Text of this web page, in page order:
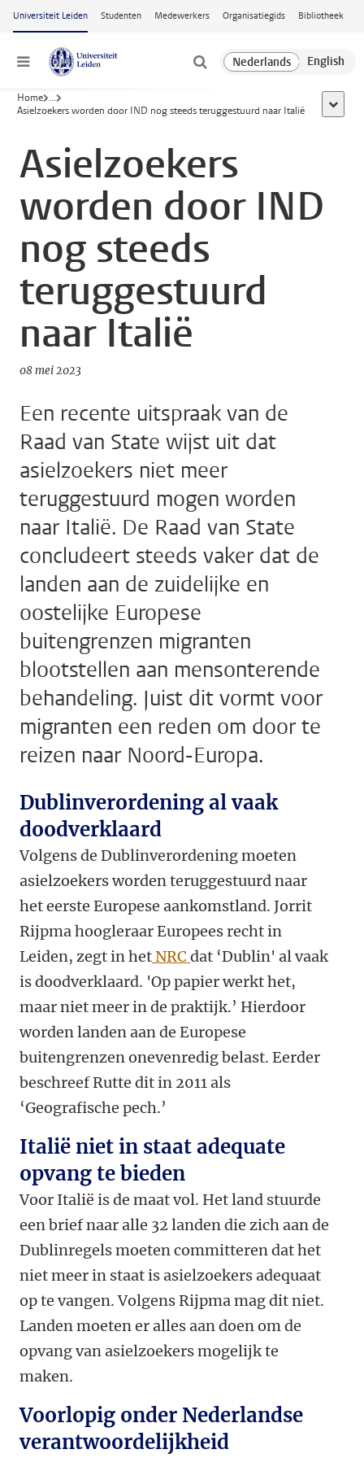
Ga naar hoofdinhoud
Universiteit Leiden Studenten Medewerkers Organisatiegids Bibliotheek
Menu
Home ...
Asielzoekers worden door IND nog steeds teruggestuurd naar Italië
toon
Asielzoekers
worden door IND
nog steeds
teruggestuurd
naar Italië
08 mei 2023
Een recente uitspraak van de
Raad van State wijst uit dat
asielzoekers niet meer
teruggestuurd mogen worden
naar Italië. De Raad van State
concludeert steeds vaker dat de
landen aan de zuidelijke en
oostelijke Europese
buitengrenzen migranten
blootstellen aan mensonterende
behandeling. Juist dit vormt voor
migranten een reden om door te
reizen naar Noord-Europa.
Dublinverordening al vaak
doodverklaard
Volgens de Dublinverordening moeten
asielzoekers worden teruggestuurd naar
het eerste Europese aankomstland. Jorrit
Rijpma hoogleraar Europees recht in
Leiden, zegt in hetNRC dat ‘Dublin' al vaak
is doodverklaard. 'Op papier werkt het,
maar niet meer in de praktijk.’ Hierdoor
worden landen aan de Europese
buitengrenzen onevenredig belast. Eerder
beschreef Rutte dit in 2011 als
‘Geografische pech.’
Italië niet in staat adequate
opvang te bieden
Voor Italië is de maat vol. Het land stuurde
een brief naar alle 32 landen die zich aan de
Dublinregels moeten committeren dat het
niet meer in staat is asielzoekers adequaat
op te vangen. Volgens Rijpma mag dit niet.
Landen moeten er alles aan doen om de
opvang van asielzoekers mogelijk te
maken.
Voorlopig onder Nederlandse
verantwoordelijkheid